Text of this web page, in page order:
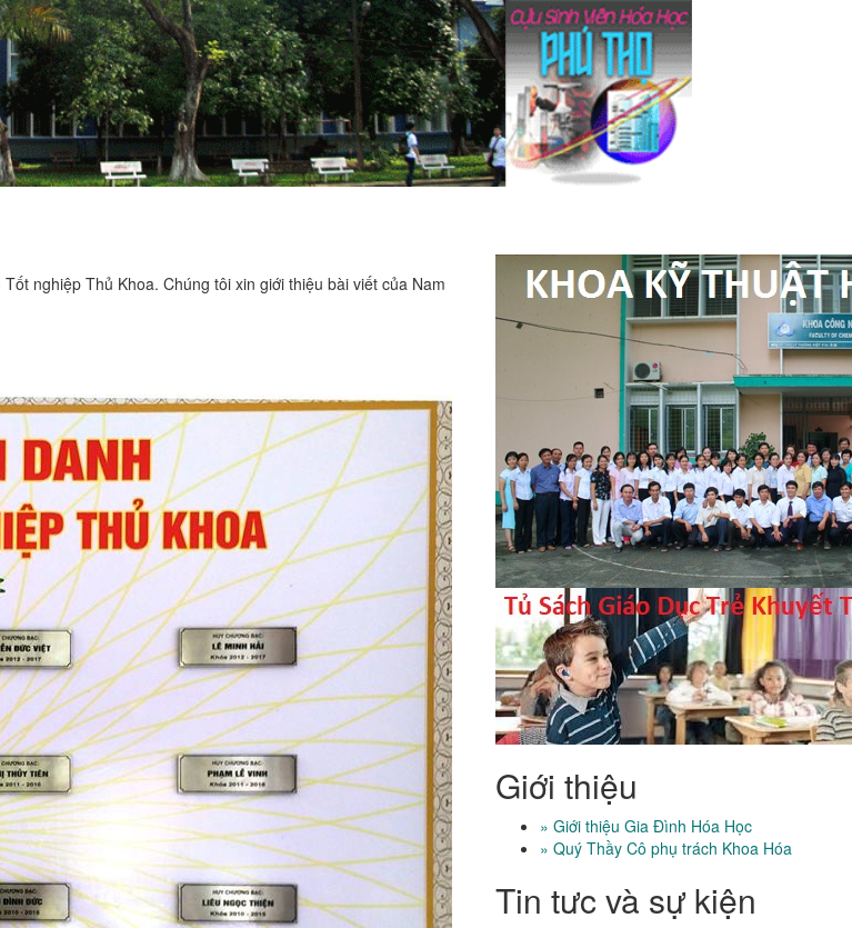
nghiệp Thủ Khoa. Chúng tôi xin giới thiệu bài viết của Nam
Giới thiệu
» Giới thiệu Gia Đình Hóa Học
» Quý Thầy Cô phụ trách Khoa Hóa
Tin tưc và sự kiện